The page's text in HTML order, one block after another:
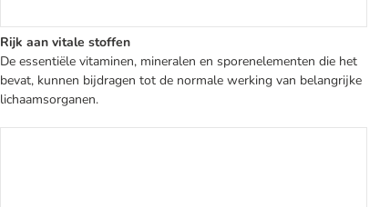
Rijk aan vitale stoffen
De essentiële vitaminen, mineralen en sporenelementen die het
bevat, kunnen bijdragen tot de normale werking van belangrijke
lichaamsorganen.